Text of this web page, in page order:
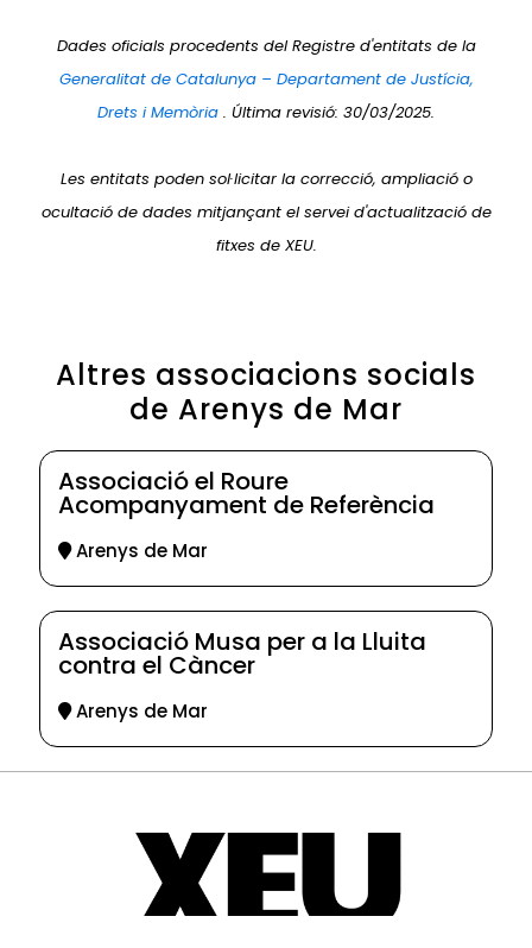
Dades oficials procedents del Registre d'entitats de la
Generalitat de Catalunya – Departament de Justícia,
Drets i Memòria . Última revisió: 30/03/2025.
Les entitats poden sol·licitar la correcció, ampliació o
ocultació de dades mitjançant el servei d'actualització de
fitxes de XEU.
Altres associacions socials
de Arenys de Mar
Associació el Roure
Acompanyament de Referència
Arenys de Mar
Associació Musa per a la Lluita
contra el Càncer
Arenys de Mar